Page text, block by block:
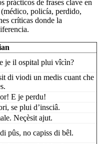
prácticos de frases clave en
(médico, policía, perdido,
críticas donde la
je il ospital plui vîcìn?
di viodi un medis cuant che
E je perdu!
se plui d’insciâ.
Neçèsit ajut.
pûs, no capiss di bêl.